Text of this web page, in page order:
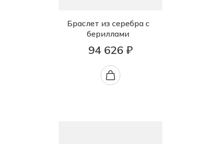
Браслет из серебра с
бериллами
94 626 ₽